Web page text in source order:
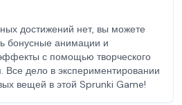
достижений нет, вы можете
бонусные анимации и
с помощью творческого
Все дело в экспериментировании
вещей в этой Sprunki Game!